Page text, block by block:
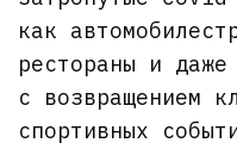
как
рестораны и
с возвращением
спортивных